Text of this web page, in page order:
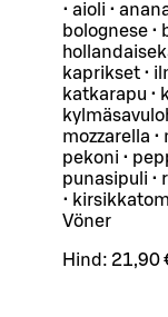
• aioli •
bolognese •
kaprikset •
katkarapu •
mozzarella •
pekoni •
punasipuli •
•
Vöner
Hind: 21,90